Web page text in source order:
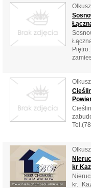
Olkusz
Olkusz
Olkusz
kr
kr.